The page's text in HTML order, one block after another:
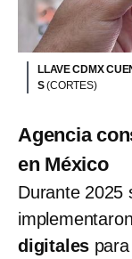
LLAVE CDMX
S(CORTES)
Agencia
en México
Durante 2025
digitales